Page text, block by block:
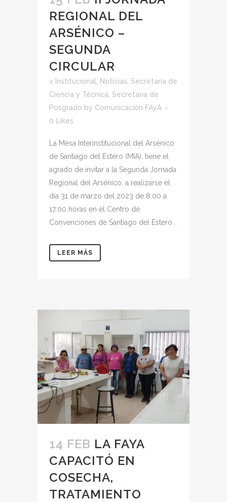
REGIONAL DEL
ARSÉNICO –
SEGUNDA
CIRCULAR
< Institucional Noticias Secretaría de
Ciencia y Técnica Secretaría de
Posgrado by Comunicación FAyA
0
Likes
La Mesa Interinstitucional del Arsénico
de Santiago del Estero (MIA), tiene el
agrado de invitar a la Segunda Jornada
Regional del Arsénico, a realizarse el
día 31 de marzo del 2023 de 8.00 a
17:00 horas en el Centro de
Convenciones de Santiago del Estero...
LEER MÁS
14 FEB LA FAYA
CAPACITÓ EN
COSECHA,
TRATAMIENTO